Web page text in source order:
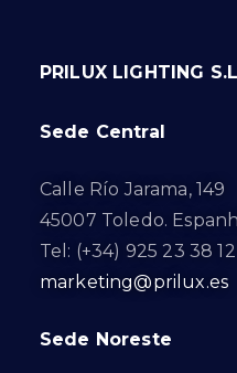
PRILUX LIGHTING
Sede Central
Calle Río Jarama, 149
45007 Toledo.
Tel: (+34) 925 23 38 12
marketing@prilux.es
Sede Noreste